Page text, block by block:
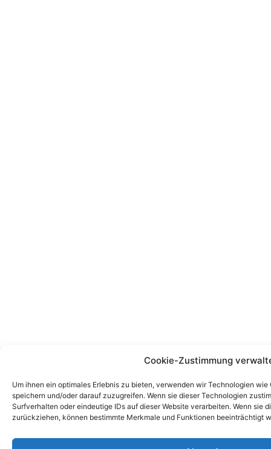
Cookie-Zustimmung
Um ihnen ein optimales Erlebnis zu bieten, verwenden wir Technologien
speichern und/oder darauf zuzugreifen. Wenn sie dieser Technologien
Surfverhalten oder eindeutige IDs auf dieser Website verarbeiten. Wenn sie
zurückziehen, können bestimmte Merkmale und Funktionen beeinträchtigt